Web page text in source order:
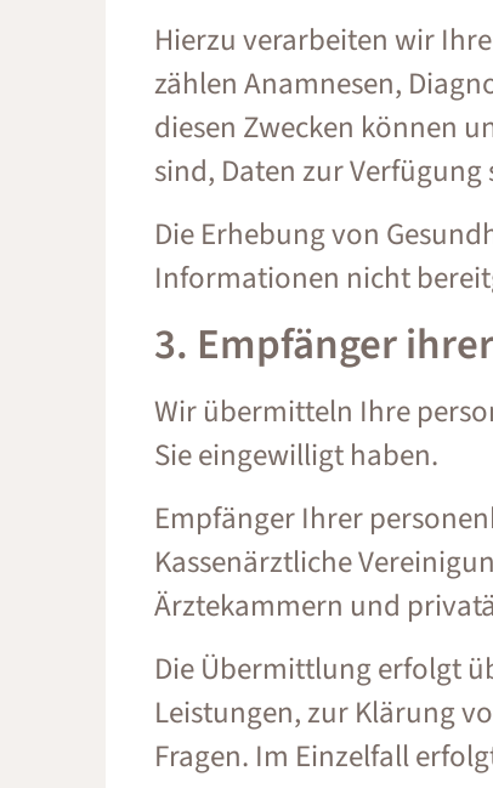
Hierzu verarbeiten wir
zählen Anamnesen,
diesen Zwecken können
sind, Daten zur
Die Erhebung von
Informationen nicht
3. Empfänger
Wir übermitteln Ihre
Sie eingewilligt haben.
Empfänger Ihrer
Kassenärztliche
Ärztekammern und
Die Übermittlung erfolgt
Leistungen, zur Klärung
Fragen. Im Einzelfall